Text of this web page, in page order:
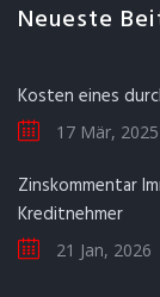
Neueste
Kosten eines
17 Mär, 2025
Zinskommentar
Kreditnehmer
21 Jan, 2026